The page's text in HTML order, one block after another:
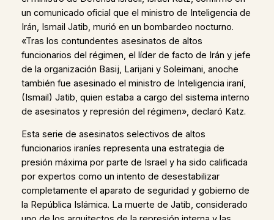
un comunicado oficial que el ministro de Inteligencia de
Irán, Ismail Jatib, murió en un bombardeo nocturno.
«Tras los contundentes asesinatos de altos
funcionarios del régimen, el líder de facto de Irán y jefe
de la organización Basij, Larijani y Soleimani, anoche
también fue asesinado el ministro de Inteligencia iraní,
(Ismail) Jatib, quien estaba a cargo del sistema interno
de asesinatos y represión del régimen», declaró Katz.
Esta serie de asesinatos selectivos de altos
funcionarios iraníes representa una estrategia de
presión máxima por parte de Israel y ha sido calificada
por expertos como un intento de desestabilizar
completamente el aparato de seguridad y gobierno de
la República Islámica. La muerte de Jatib, considerado